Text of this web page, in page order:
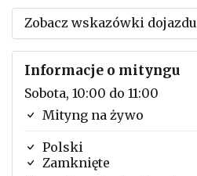
Zobacz wskazówki dojazdu
Informacje o mityngu
Sobota, 10:00 do 11:00
Mityng na żywo
Polski
Zamknięte